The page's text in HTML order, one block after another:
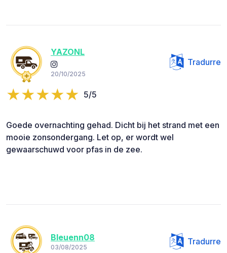
YAZONL
20/10/2025
Tradurre
5/5
Goede overnachting gehad. Dicht bij het strand met een
mooie zonsondergang. Let op, er wordt wel
gewaarschuwd voor pfas in de zee.
Bleuenn08
03/08/2025
Tradurre